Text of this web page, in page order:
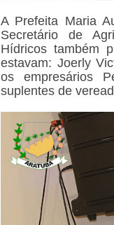
A Prefeita Maria
Secretário de
Hídricos também
estavam: Joerly
os empresários
suplentes de